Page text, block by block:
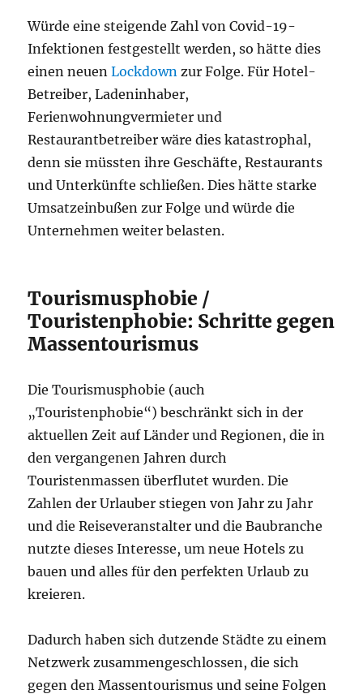
Würde eine steigende Zahl von Covid-19-
Infektionen festgestellt werden, so hätte dies
einen neuenLockdown zur Folge. Für Hotel-
Betreiber, Ladeninhaber,
Ferienwohnungvermieter und
Restaurantbetreiber wäre dies katastrophal,
denn sie müssten ihre Geschäfte, Restaurants
und Unterkünfte schließen. Dies hätte starke
Umsatzeinbußen zur Folge und würde die
Unternehmen weiter belasten.
Tourismusphobie /
Touristenphobie: Schritte gegen
Massentourismus
Die Tourismusphobie (auch
„Touristenphobie“) beschränkt sich in der
aktuellen Zeit auf Länder und Regionen, die in
den vergangenen Jahren durch
Touristenmassen überflutet wurden. Die
Zahlen der Urlauber stiegen von Jahr zu Jahr
und die Reiseveranstalter und die Baubranche
nutzte dieses Interesse, um neue Hotels zu
bauen und alles für den perfekten Urlaub zu
kreieren.
Dadurch haben sich dutzende Städte zu einem
Netzwerk zusammengeschlossen, die sich
gegen den Massentourismus und seine Folgen